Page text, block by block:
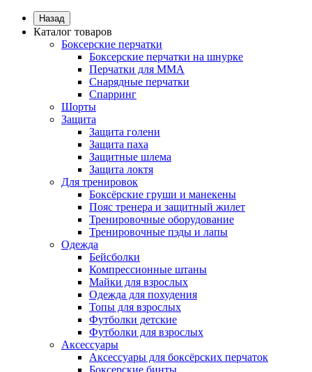
Назад
Каталог товаров
Боксерские перчатки
Боксерские перчатки на шнурке
Перчатки для ММА
Снарядные перчатки
Спарринг
Шорты
Защита
Защита голени
Защита паха
Защитные шлема
Защита локтя
Для тренировок
Боксёрские груши и манекены
Пояс тренера и защитный жилет
Тренировочные оборудование
Тренировочные пэды и лапы
Одежда
Бейсболки
Компрессионные штаны
Майки для взрослых
Одежда для похудения
Топы для взрослых
Футболки детские
Футболки для взрослых
Аксессуары
Аксессуары для боксёрских перчаток
Боксерские бинты